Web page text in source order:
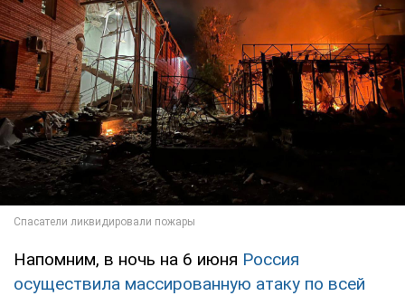
Напомним, в ночь на 6 июня Россия
осуществила массированную атаку по всей